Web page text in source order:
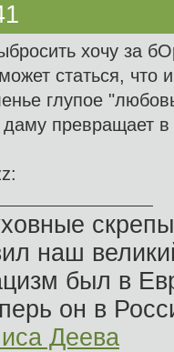
хочу за
статься, что
глупое
даму превращает в
наш
был в
он в
Деева